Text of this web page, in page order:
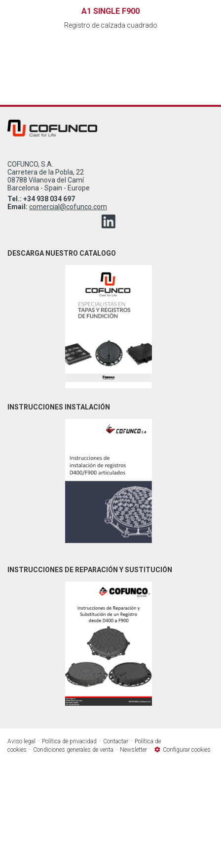
A1 SINGLE F900
Registro de calzada cuadrado
COFUNCO, S.A.
Carretera de la Pobla, 22
08788 Vilanova del Camí
Barcelona - Spain - Europe
Tel.: +34 938 034 697
Email: comercial@cofunco.com
DESCARGA NUESTRO CATALOGO
INSTRUCCIONES INSTALACIÓN
INSTRUCCIONES DE REPARACIÓN Y SUSTITUCIÓN
Aviso legal Política de privacidad Contactar
Política de
cookies
Condiciones generales de venta Newsletter Configurar cookies